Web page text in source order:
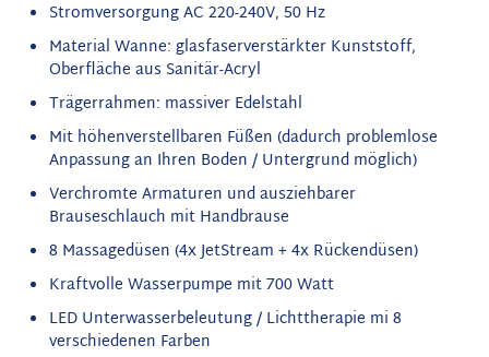
Stromversorgung AC 220-240V, 50 Hz
Material Wanne: glasfaserverstärkter Kunststoff,
Oberfläche aus Sanitär-Acryl
Trägerrahmen: massiver Edelstahl
Mit höhenverstellbaren Füßen (dadurch problemlose
Anpassung an Ihren Boden / Untergrund möglich)
Verchromte Armaturen und ausziehbarer
Brauseschlauch mit Handbrause
8 Massagedüsen (4x JetStream + 4x Rückendüsen)
Kraftvolle Wasserpumpe mit 700 Watt
LED Unterwasserbeleutung / Lichttherapie mi 8
verschiedenen Farben